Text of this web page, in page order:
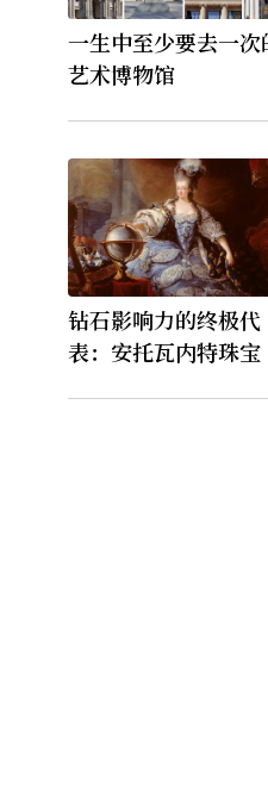
一生中至少要去一次
艺术博物馆
钻石影响力的终极代
表：安托瓦内特珠宝